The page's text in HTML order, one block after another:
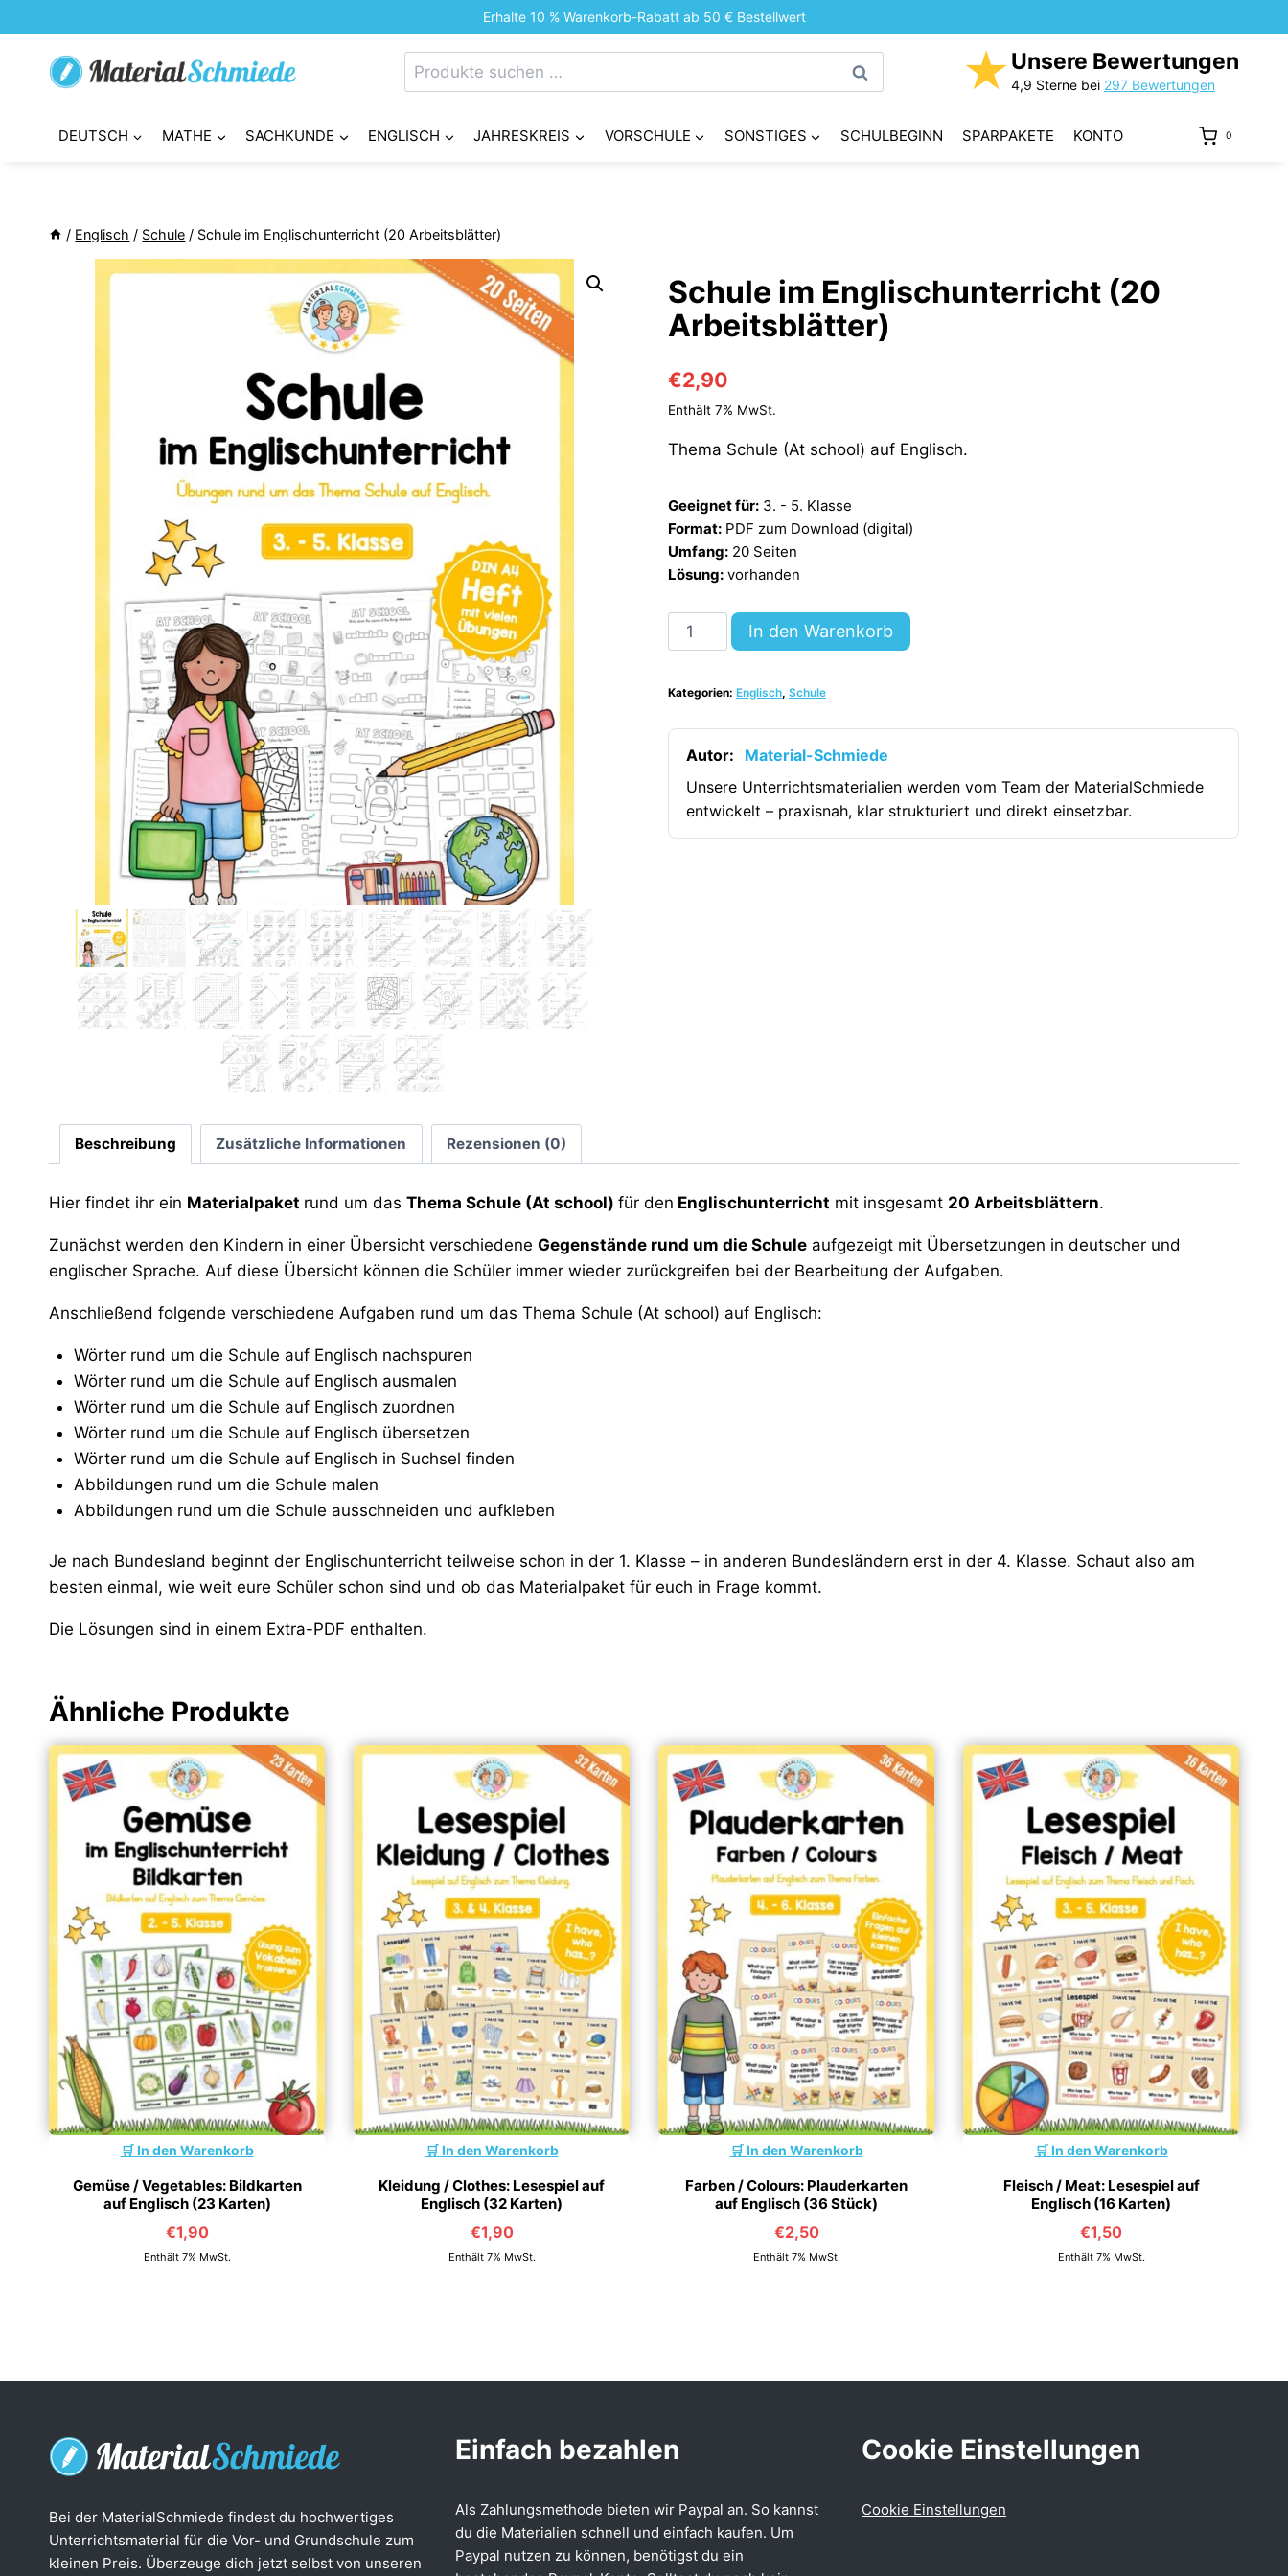
Inhalt
springen
Erhalte 10 % Warenkorb-Rabatt ab 50 € Bestellwert
Suchen
nach:
Suchen ★ Unsere Bewertungen
4,9 Sterne bei 297 Bewertungen
DEUTSCH MATHE SACHKUNDE ENGLISCH JAHRESKREIS VORSCHULE SONSTIGES SCHULBEGINN SPARPAKETE KONTO 0
/ Englisch / Schule / Schule im Englischunterricht (20 Arbeitsblätter)
Schule im Englischunterricht (20
Arbeitsblätter)
€2,90
Enthält 7% MwSt.
Thema Schule (At school) auf Englisch.
Geeignet für: 3. - 5. Klasse
Format: PDF zum Download (digital)
Umfang: 20 Seiten
Lösung: vorhanden
Schule
im
(20
Arbeitsblätter)
[Digital]
Menge
In den Warenkorb
Kategorien: Englisch, Schule
Autor:
Material-Schmiede
Unsere Unterrichtsmaterialien werden vom Team der MaterialSchmiede
entwickelt – praxisnah, klar strukturiert und direkt einsetzbar.
Beschreibung Zusätzliche Informationen Rezensionen (0)
Hier findet ihr ein Materialpaket rund um das Thema Schule (At school) für den Englischunterricht mit insgesamt 20 Arbeitsblättern.
Zunächst werden den Kindern in einer Übersicht verschiedene Gegenstände rund um die Schule aufgezeigt mit Übersetzungen in deutscher und
englischer Sprache. Auf diese Übersicht können die Schüler immer wieder zurückgreifen bei der Bearbeitung der Aufgaben.
Anschließend folgende verschiedene Aufgaben rund um das Thema Schule (At school) auf Englisch:
Wörter rund um die Schule auf Englisch nachspuren
Wörter rund um die Schule auf Englisch ausmalen
Wörter rund um die Schule auf Englisch zuordnen
Wörter rund um die Schule auf Englisch übersetzen
Wörter rund um die Schule auf Englisch in Suchsel finden
Abbildungen rund um die Schule malen
Abbildungen rund um die Schule ausschneiden und aufkleben
Je nach Bundesland beginnt der Englischunterricht teilweise schon in der 1. Klasse – in anderen Bundesländern erst in der 4. Klasse. Schaut also am
besten einmal, wie weit eure Schüler schon sind und ob das Materialpaket für euch in Frage kommt.
Die Lösungen sind in einem Extra-PDF enthalten.
Ähnliche Produkte
In den Warenkorb
Gemüse / Vegetables: Bildkarten
auf Englisch (23 Karten)
€1,90
Enthält 7% MwSt.
In den Warenkorb
Kleidung / Clothes: Lesespiel auf
Englisch (32 Karten)
€1,90
Enthält 7% MwSt.
In den Warenkorb
Farben / Colours: Plauderkarten
auf Englisch (36 Stück)
€2,50
Enthält 7% MwSt.
In den Warenkorb
Fleisch / Meat: Lesespiel auf
Englisch (16 Karten)
€1,50
Enthält 7% MwSt.
Bei der MaterialSchmiede findest du hochwertiges
Unterrichtsmaterial für die Vor- und Grundschule zum
kleinen Preis. Überzeuge dich jetzt selbst von unseren
Einfach bezahlen
Als Zahlungsmethode bieten wir Paypal an. So kannst
du die Materialien schnell und einfach kaufen. Um
Paypal nutzen zu können, benötigst du ein
Cookie Einstellungen
Cookie Einstellungen